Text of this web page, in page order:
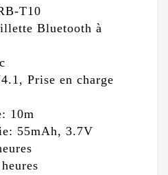
T10
Bluetooth à
Prise en charge
10m
55mAh, 3.7V